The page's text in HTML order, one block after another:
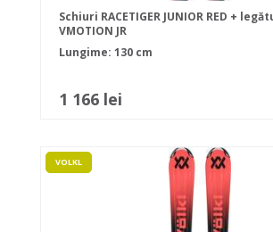
Schiuri RACETIGER JUNIOR RED +
VMOTION JR
Lungime: 130 cm
1 166 lei
VOLKL